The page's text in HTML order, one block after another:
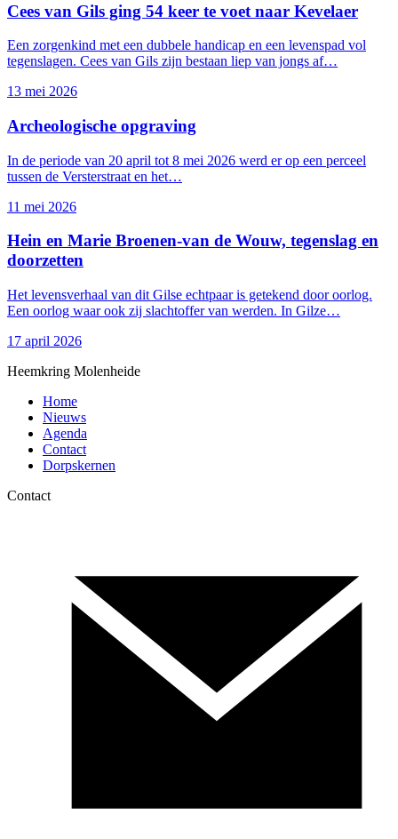
Webshop
Cees van Gils ging 54 keer te voet naar Kevelaer
Een zorgenkind met een dubbele handicap en een levenspad vol
tegenslagen. Cees van Gils zijn bestaan liep van jongs af…
13 mei 2026
Archeologische opgraving
In de periode van 20 april tot 8 mei 2026 werd er op een perceel
tussen de Versterstraat en het…
11 mei 2026
Hein en Marie Broenen-van de Wouw, tegenslag en
doorzetten
Het levensverhaal van dit Gilse echtpaar is getekend door oorlog.
Een oorlog waar ook zij slachtoffer van werden. In Gilze…
17 april 2026
Heemkring Molenheide
Home
Nieuws
Agenda
Contact
Dorpskernen
Contact